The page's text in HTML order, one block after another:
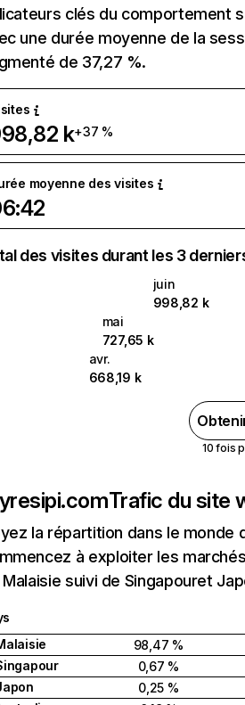
clés du comportement
une durée moyenne de la
de 37,27 %.
k+37 %
moyenne des visites
des visites durant les 3
juin
998,82 k
mai
727,65 k
avr.
668,19 k
10 fois
Trafic du site
la répartition dans le
à exploiter les
Malaisie suivi de Singapouret
98,47 %
0,67 %
0,25 %